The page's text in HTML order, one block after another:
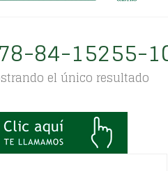
84-15255-
el único resultado